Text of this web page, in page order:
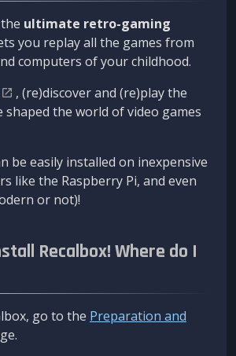
ultimate retro-gaming
you replay all the games from
computers of your childhood.
, (re)discover and (re)play the
the world of video games
be easily installed on inexpensive
like the Raspberry Pi, and even
or not)!
Recalbox! Where do I
go to the Preparation and